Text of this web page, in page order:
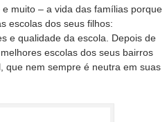
muito – a vida das famílias porque
escolas dos seus filhos:
e qualidade da escola. Depois de
escolas dos seus bairros
que nem sempre é neutra em suas